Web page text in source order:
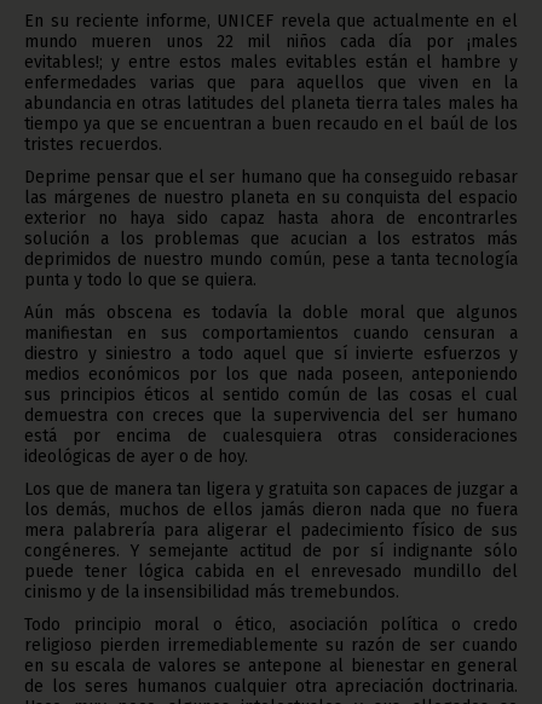
En su reciente informe, UNICEF revela que actualmente en el
mundo mueren unos 22 mil niños cada día por ¡males
evitables!; y entre estos males evitables están el hambre y
enfermedades varias que para aquellos que viven en la
abundancia en otras latitudes del planeta tierra tales males ha
tiempo ya que se encuentran a buen recaudo en el baúl de los
tristes recuerdos.
Deprime pensar que el ser humano que ha conseguido rebasar
las márgenes de nuestro planeta en su conquista del espacio
exterior no haya sido capaz hasta ahora de encontrarles
solución a los problemas que acucian a los estratos más
deprimidos de nuestro mundo común, pese a tanta tecnología
punta y todo lo que se quiera.
Aún más obscena es todavía la doble moral que algunos
manifiestan en sus comportamientos cuando censuran a
diestro y siniestro a todo aquel que sí invierte esfuerzos y
medios económicos por los que nada poseen, anteponiendo
sus principios éticos al sentido común de las cosas el cual
demuestra con creces que la supervivencia del ser humano
está por encima de cualesquiera otras consideraciones
ideológicas de ayer o de hoy.
Los que de manera tan ligera y gratuita son capaces de juzgar a
los demás, muchos de ellos jamás dieron nada que no fuera
mera palabrería para aligerar el padecimiento físico de sus
congéneres. Y semejante actitud de por sí indignante sólo
puede tener lógica cabida en el enrevesado mundillo del
cinismo y de la insensibilidad más tremebundos.
Todo principio moral o ético, asociación política o credo
religioso pierden irremediablemente su razón de ser cuando
en su escala de valores se antepone al bienestar en general
de los seres humanos cualquier otra apreciación doctrinaria.